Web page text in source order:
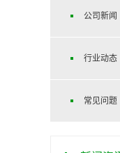
公司新闻
行业动态
常见问题